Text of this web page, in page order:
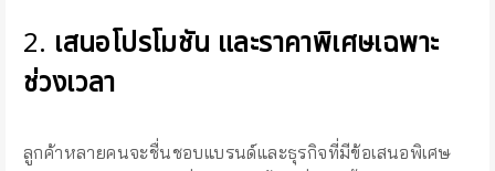
2. เสนอโปรโมชัน และราคาพิเศษเฉพาะ
ช่วงเวลา
ลูกค้าหลายคนจะชื่นชอบแบรนด์และธุรกิจที่มีข้อเสนอพิเศษ